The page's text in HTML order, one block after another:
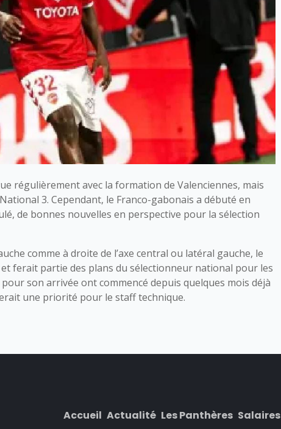
régulièrement avec la formation de Valenciennes, mais
3. Cependant, le Franco-gabonais a débuté en
de bonnes nouvelles en perspective pour la sélection
comme à droite de l’axe central ou latéral gauche, le
ferait partie des plans du sélectionneur national pour les
son arrivée ont commencé depuis quelques mois déjà
une priorité pour le staff technique.
Accueil Actualité Les Panthères Salaires